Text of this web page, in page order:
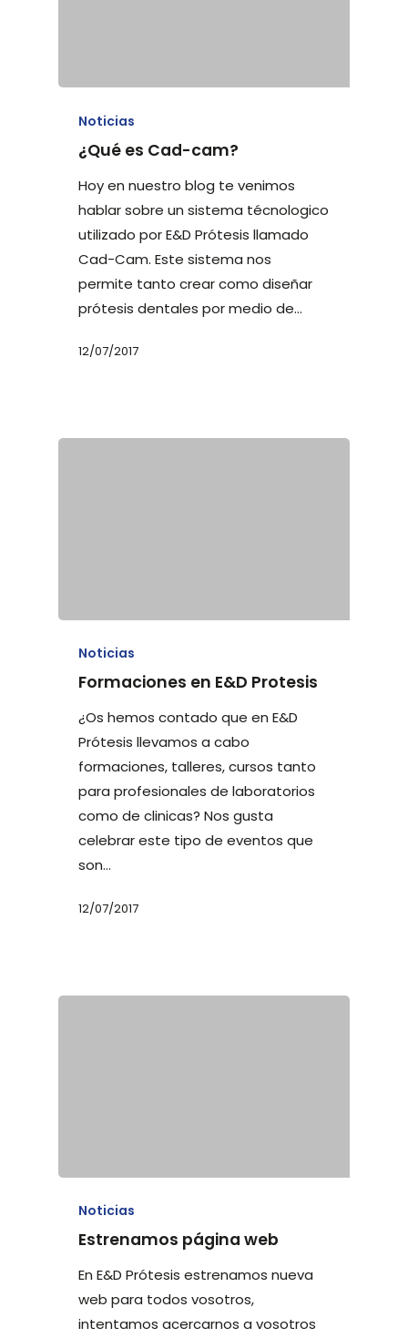
Noticias
¿Qué es Cad-cam?
Hoy en nuestro blog te venimos
hablar sobre un sistema técnologico
utilizado por E&D Prótesis llamado
Cad-Cam. Este sistema nos
permite tanto crear como diseñar
prótesis dentales por medio de…
12/07/2017
Noticias
Formaciones en E&D Protesis
¿Os hemos contado que en E&D
Prótesis llevamos a cabo
formaciones, talleres, cursos tanto
para profesionales de laboratorios
como de clinicas? Nos gusta
celebrar este tipo de eventos que
son…
12/07/2017
Noticias
Estrenamos página web
En E&D Prótesis estrenamos nueva
web para todos vosotros,
intentamos acercarnos a vosotros